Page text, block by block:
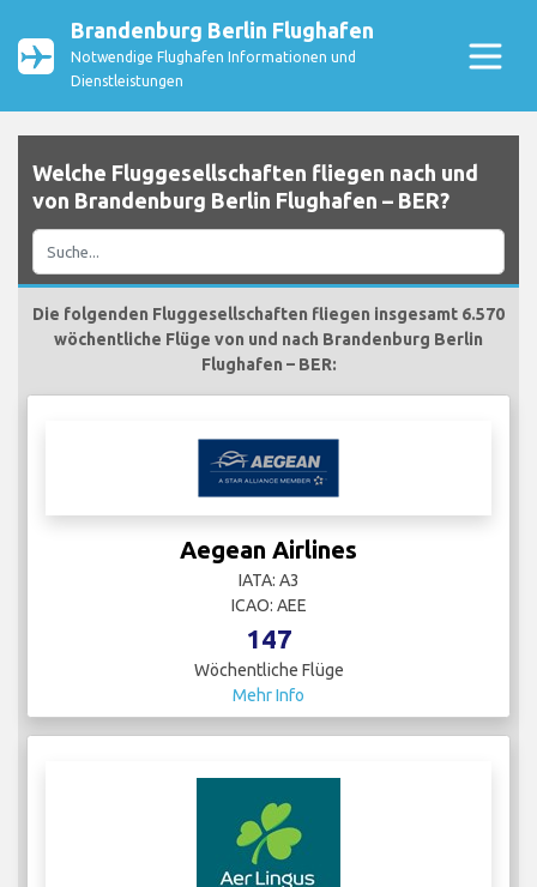
Brandenburg Berlin Flughafen
Notwendige Flughafen Informationen und
Dienstleistungen
Welche Fluggesellschaften fliegen nach und
von Brandenburg Berlin Flughafen – BER?
Die folgenden Fluggesellschaften fliegen insgesamt 6.570
wöchentliche Flüge von und nach Brandenburg Berlin
Flughafen – BER:
Aegean Airlines
IATA: A3
ICAO: AEE
147
Wöchentliche Flüge
Mehr Info